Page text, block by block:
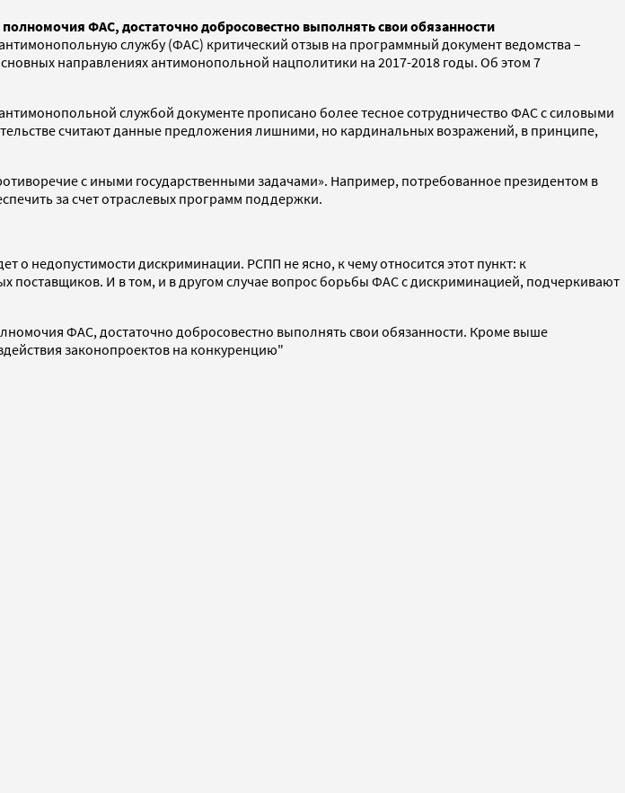
ФАС, достаточно добросовестно выполнять свои обязанности
службу (ФАС) критический отзыв на программный документ ведомства –
направлениях антимонопольной нацполитики на 2017-2018 годы. Об этом 7
службой документе прописано более тесное сотрудничество ФАС с силовыми
считают данные предложения лишними, но кардинальных возражений, в принципе,
с иными государственными задачами». Например, потребованное президентом в
за счет отраслевых программ поддержки.
о недопустимости дискриминации. РСПП не ясно, к чему относится этот пункт: к
поставщиков. И в том, и в другом случае вопрос борьбы ФАС с дискриминацией, подчеркивают
ФАС, достаточно добросовестно выполнять свои обязанности. Кроме выше
законопроектов на конкуренцию"